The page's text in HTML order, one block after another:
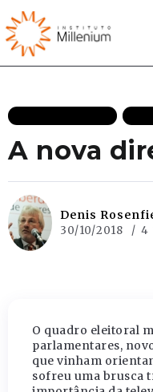
A nova
Denis
30/10/2018 4
O quadro eleitoral
parlamentares,
que vinham
sofreu uma brusca